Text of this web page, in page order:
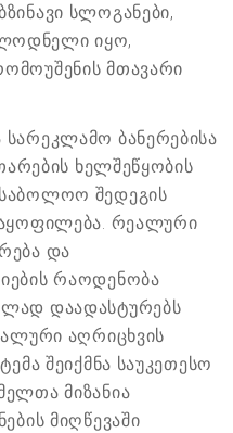
სლოგანები,
იყო,
მთავარი
ბანერებისა
ხელშეწყობის
შედეგის
რეალური
და
რაოდენობა
დაადასტურებს
აღრიცხვის
შეიქმნა საუკეთესო
მიზანია
მიღწევაში